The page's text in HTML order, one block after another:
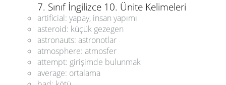
7. Sınıf İngilizce 10. Ünite Kelimeleri
artificial: yapay, insan yapımı
asteroid: küçük gezegen
astronauts: astronotlar
atmosphere: atmosfer
attempt: girişimde bulunmak
average: ortalama